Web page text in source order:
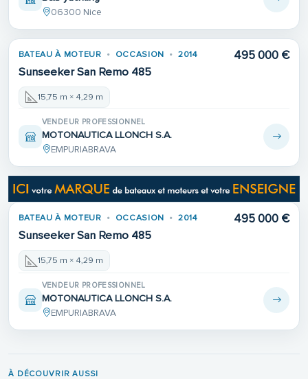
06300 Nice
BATEAU À MOTEUR OCCASION 2014
Sunseeker San Remo 485
495 000 €
15,75 m × 4,29 m
VENDEUR PROFESSIONNEL
MOTONAUTICA LLONCH S.A.
EMPURIABRAVA
BATEAU À MOTEUR OCCASION 2014
Sunseeker San Remo 485
495 000 €
15,75 m × 4,29 m
VENDEUR PROFESSIONNEL
MOTONAUTICA LLONCH S.A.
EMPURIABRAVA
À DÉCOUVRIR AUSSI